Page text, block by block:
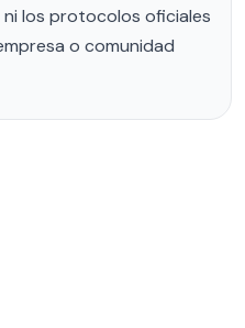
los protocolos oficiales
o comunidad